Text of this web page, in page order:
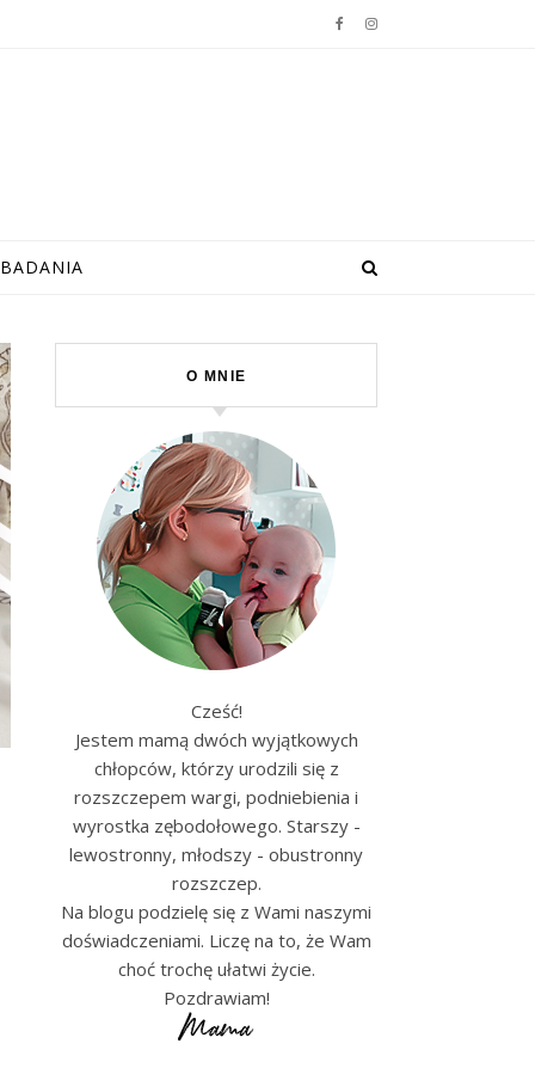
BADANIA
O MNIE
Cześć!
Jestem mamą dwóch wyjątkowych
chłopców, którzy urodzili się z
rozszczepem wargi, podniebienia i
wyrostka zębodołowego. Starszy -
lewostronny, młodszy - obustronny
rozszczep.
Na blogu podzielę się z Wami naszymi
doświadczeniami. Liczę na to, że Wam
choć trochę ułatwi życie.
Pozdrawiam!